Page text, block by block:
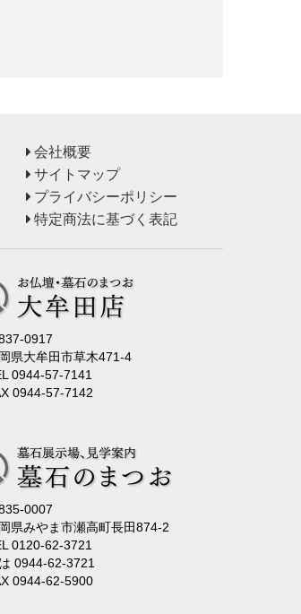
会社概要
サイトマップ
プライバシーポリシー
特定商法に基づく表記
0917
県大牟田市草木471-4
0944-57-7141
0944-57-7142
0007
県みやま市瀬高町長田874-2
0120-62-3721
0944-62-3721
0944-62-5900